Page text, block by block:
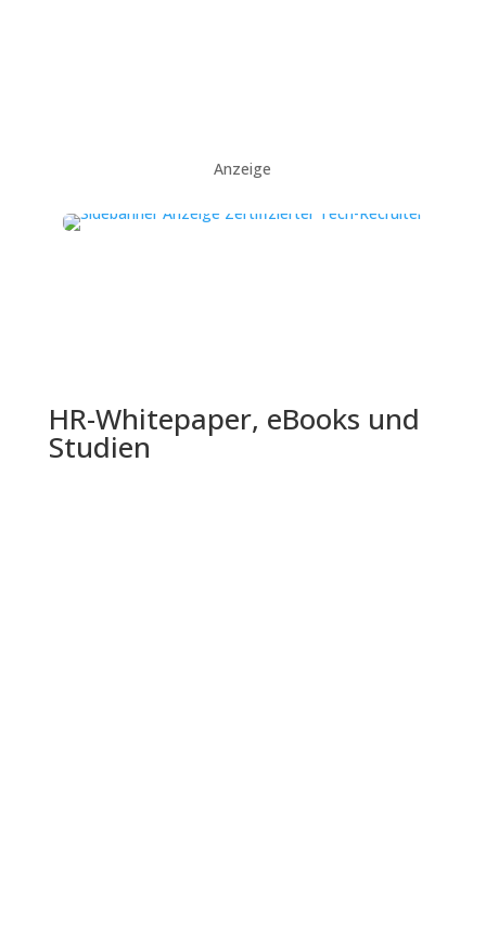
Anzeige
HR-Whitepaper, eBooks und
Studien